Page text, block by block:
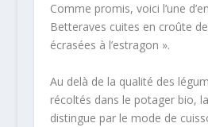
Comme promis, voici l’une
Betteraves cuites en croûte
écrasées à l’estragon ».
Au delà de la qualité des
récoltés dans le potager bio,
distingue par le mode de